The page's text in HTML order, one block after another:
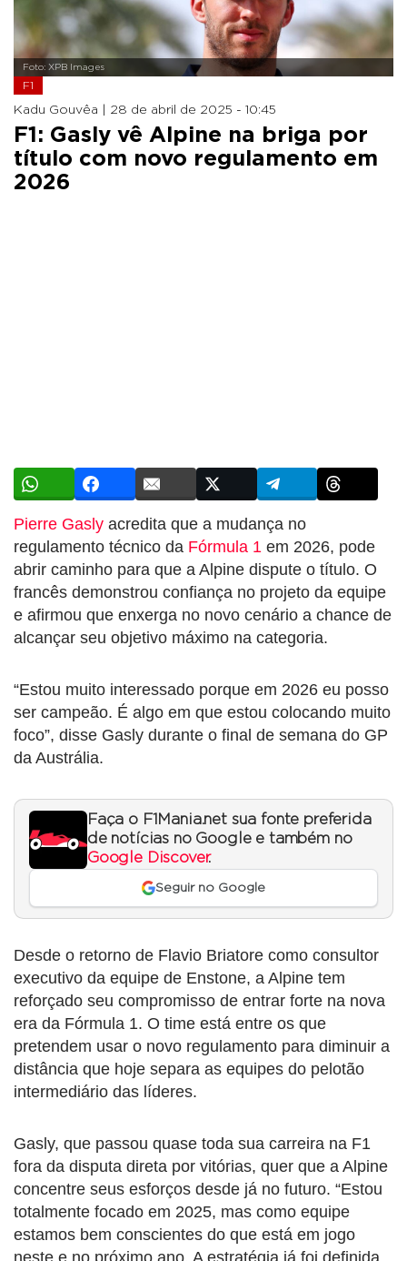
Foto: XPB Images
F1
Kadu Gouvêa | 28 de abril de 2025 - 10:45
F1: Gasly vê Alpine na briga por
título com novo regulamento em
2026
Pierre Gasly acredita que a mudança no
regulamento técnico da Fórmula 1 em 2026, pode
abrir caminho para que a Alpine dispute o título. O
francês demonstrou confiança no projeto da equipe
e afirmou que enxerga no novo cenário a chance de
alcançar seu objetivo máximo na categoria.
“Estou muito interessado porque em 2026 eu posso
ser campeão. É algo em que estou colocando muito
foco”, disse Gasly durante o final de semana do GP
da Austrália.
Faça o F1Mania.net sua fonte preferida
de notícias no Google e também no
Google Discover.
Seguir no Google
Desde o retorno de Flavio Briatore como consultor
executivo da equipe de Enstone, a Alpine tem
reforçado seu compromisso de entrar forte na nova
era da Fórmula 1. O time está entre os que
pretendem usar o novo regulamento para diminuir a
distância que hoje separa as equipes do pelotão
intermediário das líderes.
Gasly, que passou quase toda sua carreira na F1
fora da disputa direta por vitórias, quer que a Alpine
concentre seus esforços desde já no futuro. “Estou
totalmente focado em 2025, mas como equipe
estamos bem conscientes do que está em jogo